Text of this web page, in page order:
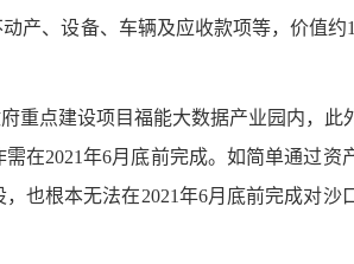
产、设备、车辆及应收款项等，价值约
重点建设项目福能大数据产业园内，此
需在2021年6月底前完成。如简单通过资
也根本无法在2021年6月底前完成对沙